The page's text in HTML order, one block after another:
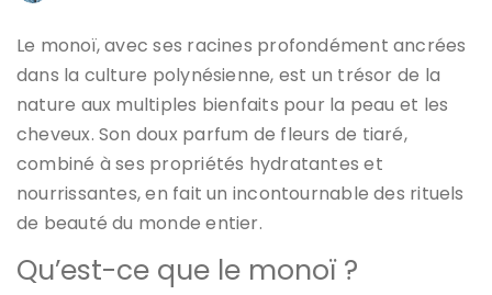
Le monoï, avec ses racines profondément ancrées
dans la culture polynésienne, est un trésor de la
nature aux multiples bienfaits pour la peau et les
cheveux. Son doux parfum de fleurs de tiaré,
combiné à ses propriétés hydratantes et
nourrissantes, en fait un incontournable des rituels
de beauté du monde entier.
Qu’est-ce que le monoï ?